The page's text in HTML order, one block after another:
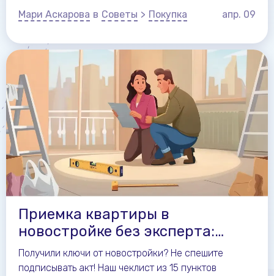
восстановление.
Мари Аскарова в Советы > Покупка апр. 09
Приемка квартиры в
новостройке без эксперта:
чеклист из 15 пунктов
Получили ключи от новостройки? Не спешите
подписывать акт! Наш чеклист из 15 пунктов